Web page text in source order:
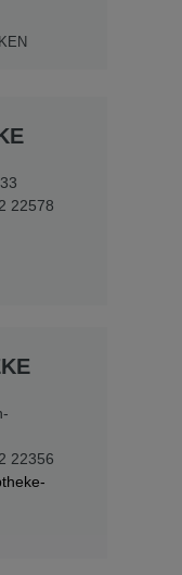
22578
22356